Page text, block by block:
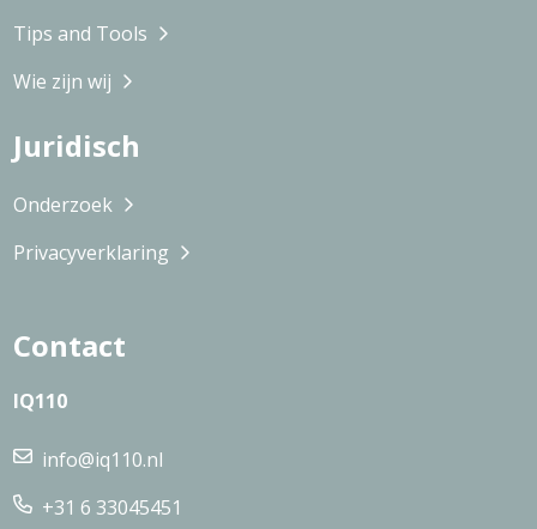
Tips and Tools
Wie zijn wij
Juridisch
Onderzoek
Privacyverklaring
Contact
IQ110
info@iq110.nl
+31 6 33045451